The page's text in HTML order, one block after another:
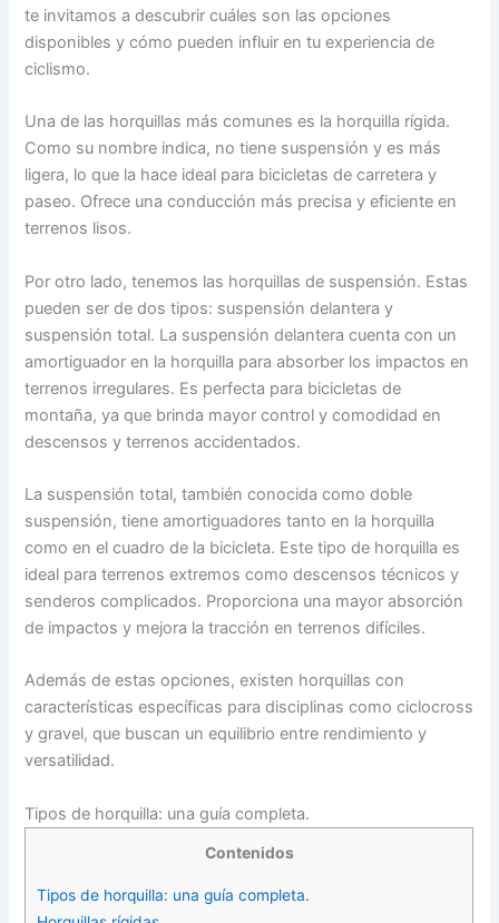
te invitamos a descubrir cuáles son las opciones
disponibles y cómo pueden influir en tu experiencia de
ciclismo.
Una de las horquillas más comunes es la horquilla rígida.
Como su nombre indica, no tiene suspensión y es más
ligera, lo que la hace ideal para bicicletas de carretera y
paseo. Ofrece una conducción más precisa y eficiente en
terrenos lisos.
Por otro lado, tenemos las horquillas de suspensión. Estas
pueden ser de dos tipos: suspensión delantera y
suspensión total. La suspensión delantera cuenta con un
amortiguador en la horquilla para absorber los impactos en
terrenos irregulares. Es perfecta para bicicletas de
montaña, ya que brinda mayor control y comodidad en
descensos y terrenos accidentados.
La suspensión total, también conocida como doble
suspensión, tiene amortiguadores tanto en la horquilla
como en el cuadro de la bicicleta. Este tipo de horquilla es
ideal para terrenos extremos como descensos técnicos y
senderos complicados. Proporciona una mayor absorción
de impactos y mejora la tracción en terrenos difíciles.
Además de estas opciones, existen horquillas con
características específicas para disciplinas como ciclocross
y gravel, que buscan un equilibrio entre rendimiento y
versatilidad.
Tipos de horquilla: una guía completa.
Contenidos
Tipos de horquilla: una guía completa.